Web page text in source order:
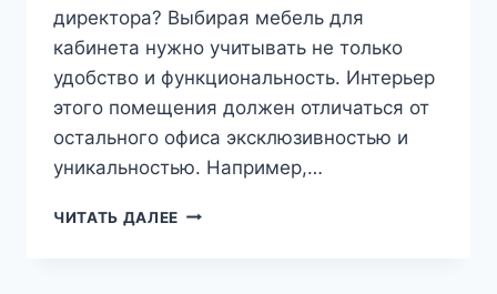
директора? Выбирая мебель для
кабинета нужно учитывать не только
удобство и функциональность. Интерьер
этого помещения должен отличаться от
остального офиса эксклюзивностью и
уникальностью. Например,…
ЧИТАТЬ ДАЛЕЕ КАКАЯ